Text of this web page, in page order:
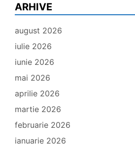
ARHIVE
august 2026
iulie 2026
iunie 2026
mai 2026
aprilie 2026
martie 2026
februarie 2026
ianuarie 2026